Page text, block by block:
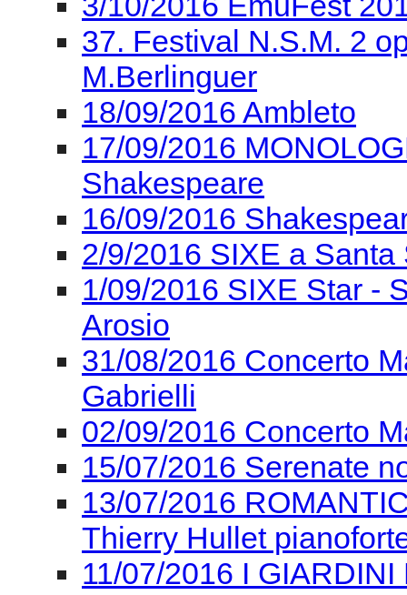
37. Festival N.S.M. 2
M.Berlinguer
18/09/2016 Ambleto
17/09/2016
Shakespeare
16/09/2016
2/9/2016 SIXE a
1/09/2016 SIXE Star -
Arosio
31/08/2016 Concerto
Gabrielli
02/09/2016 Concerto
15/07/2016 Serenate
13/07/2016
Thierry Hullet
11/07/2016 I